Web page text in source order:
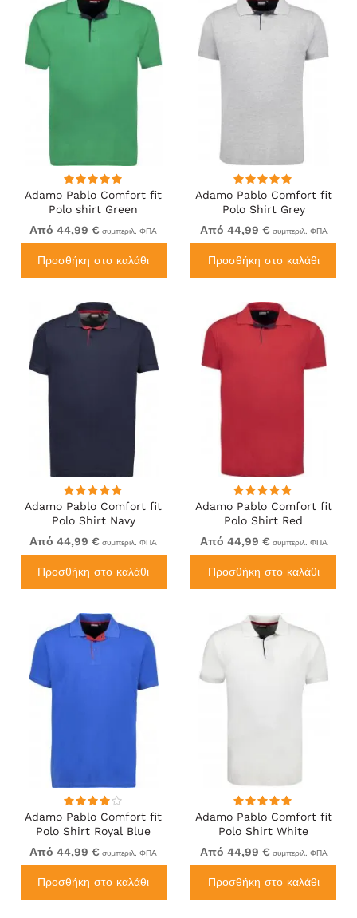
Adamo Pablo Comfort fit
Polo shirt Green
Από 44,99 € συμπεριλ. ΦΠΑ
Προσθήκη στο καλάθι
Adamo Pablo Comfort fit
Polo Shirt Grey
Από 44,99 € συμπεριλ. ΦΠΑ
Προσθήκη στο καλάθι
Adamo Pablo Comfort fit
Polo Shirt Navy
Από 44,99 € συμπεριλ. ΦΠΑ
Προσθήκη στο καλάθι
Adamo Pablo Comfort fit
Polo Shirt Red
Από 44,99 € συμπεριλ. ΦΠΑ
Προσθήκη στο καλάθι
Adamo Pablo Comfort fit
Polo Shirt Royal Blue
Από 44,99 € συμπεριλ. ΦΠΑ
Προσθήκη στο καλάθι
Adamo Pablo Comfort fit
Polo Shirt White
Από 44,99 € συμπεριλ. ΦΠΑ
Προσθήκη στο καλάθι